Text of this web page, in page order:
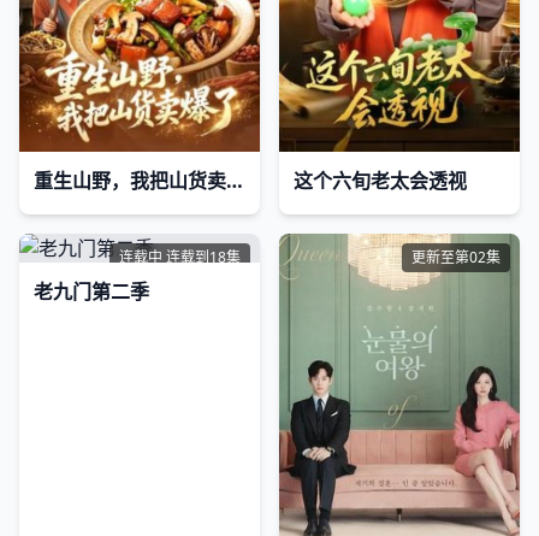
重生山野，我把山货卖爆了 这个六旬老太会透视
连载中 连载到18集
老九门第二季
更新至第02集